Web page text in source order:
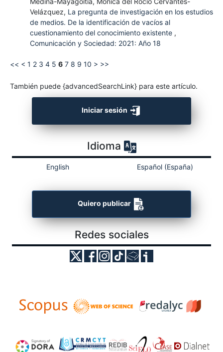
Velázquez, La pregunta de investigación en los estudios
de medios. De la identificación de vacíos al
cuestionamiento del conocimiento existente ,
Comunicación y Sociedad: 2021: Año 18
<< < 1 2 3 4 5 6 7 8 9 10 > >>
También puede {advancedSearchLink} para este artículo.
Iniciar sesión
Idioma
English Español (España)
Quiero publicar
Redes sociales